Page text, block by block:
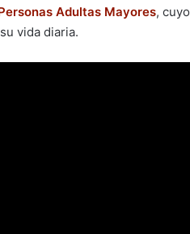
Adultas Mayores,
vida diaria.